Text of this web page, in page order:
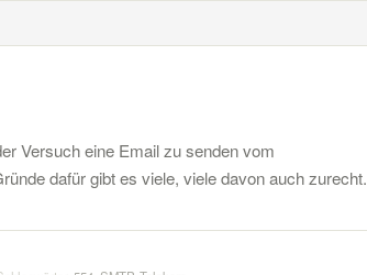
Versuch eine Email zu senden vom
dafür gibt es viele, viele davon auch zurecht.